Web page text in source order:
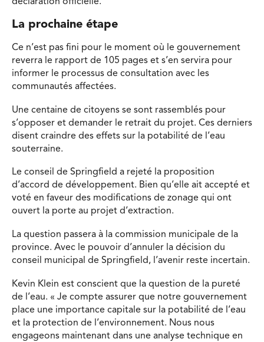
La prochaine étape
Ce n’est pas fini pour le moment où le gouvernement
reverra le rapport de 105 pages et s’en servira pour
informer le processus de consultation avec les
communautés affectées.
Une centaine de citoyens se sont rassemblés pour
s’opposer et demander le retrait du projet. Ces derniers
disent craindre des effets sur la potabilité de l’eau
souterraine.
Le conseil de Springfield a rejeté la proposition
d’accord de développement. Bien qu’elle ait accepté et
voté en faveur des modifications de zonage qui ont
ouvert la porte au projet d’extraction.
La question passera à la commission municipale de la
province. Avec le pouvoir d’annuler la décision du
conseil municipal de Springfield, l’avenir reste incertain.
Kevin Klein est conscient que la question de la pureté
de l’eau. « Je compte assurer que notre gouvernement
place une importance capitale sur la potabilité de l’eau
et la protection de l’environnement. Nous nous
engageons maintenant dans une analyse technique en